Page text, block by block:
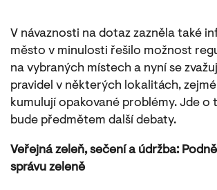
V návaznosti na dotaz zazněla také
město v minulosti řešilo možnost
na vybraných místech a nyní se
pravidel v některých lokalitách,
kumulují opakované problémy. Jde o
bude předmětem další debaty.
Veřejná zeleň, sečení a údržba:
správu zeleně